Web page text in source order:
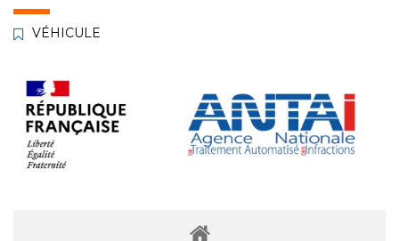
VÉHICULE